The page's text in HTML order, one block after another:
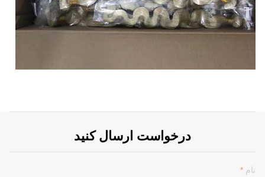
درخواست ارسال کنید
نام *